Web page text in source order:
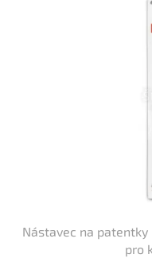
Nástavec na patentky
pro